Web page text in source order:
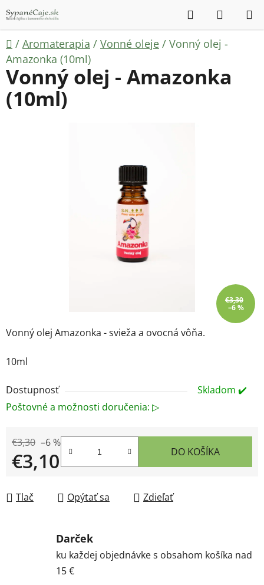
na
obsah
Hľadať
KOŠÍK
Domov
/ Aromaterapia / Vonné oleje / Vonný olej -
Amazonka (10ml)
Vonný olej Amazonka - svieža a ovocná vôňa.
10ml
Dostupnosť
Skladom ✔️
Poštovné a možnosti doručenia: ▷
€3,30 –6 %
€3,10 DO KOŠÍKA
Tlač Opýtať sa Zdieľať
Vonný olej - Amazonka
(10ml)
€3,30
–6 %
Darček
ku každej objednávke s obsahom košíka nad
15 €